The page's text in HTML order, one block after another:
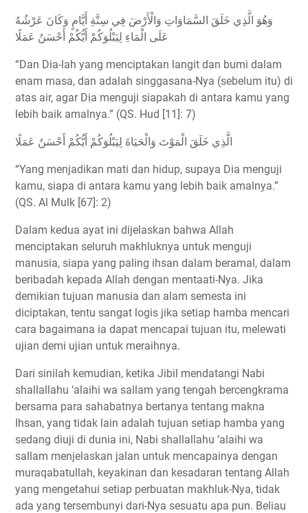
وَهُوَ الَّذِي خَلَقَ السَّمَاوَاتِ وَالْأَرْضَ فِي سِتَّةِ أَيَّامٍ وَكَانَ عَرْشُهُ
عَلَى الْمَاءِ لِيَبْلُوَكُمْ أَيُّكُمْ أَحْسَنُ عَمَلًا
“Dan Dia-lah yang menciptakan langit dan bumi dalam
enam masa, dan adalah singgasana-Nya (sebelum itu) di
atas air, agar Dia menguji siapakah di antara kamu yang
lebih baik amalnya.” (QS. Hud [11]: 7)
الَّذِي خَلَقَ الْمَوْتَ وَالْحَيَاةَ لِيَبْلُوَكُمْ أَيُّكُمْ أَحْسَنُ عَمَلًا
“Yang menjadikan mati dan hidup, supaya Dia menguji
kamu, siapa di antara kamu yang lebih baik amalnya.”
(QS. Al Mulk [67]: 2)
Dalam kedua ayat ini dijelaskan bahwa Allah
menciptakan seluruh makhluknya untuk menguji
manusia, siapa yang paling ihsan dalam beramal, dalam
beribadah kepada Allah dengan mentaati-Nya. Jika
demikian tujuan manusia dan alam semesta ini
diciptakan, tentu sangat logis jika setiap hamba mencari
cara bagaimana ia dapat mencapai tujuan itu, melewati
ujian demi ujian untuk meraihnya.
Dari sinilah kemudian, ketika Jibil mendatangi Nabi
shallallahu ‘alaihi wa sallam yang tengah bercengkrama
bersama para sahabatnya bertanya tentang makna
Ihsan, yang tidak lain adalah tujuan setiap hamba yang
sedang diuji di dunia ini, Nabi shallallahu ‘alaihi wa
sallam menjelaskan jalan untuk mencapainya dengan
muraqabatullah, keyakinan dan kesadaran tentang Allah
yang mengetahui setiap perbuatan makhluk-Nya, tidak
ada yang tersembunyi dari-Nya sesuatu apa pun. Beliau